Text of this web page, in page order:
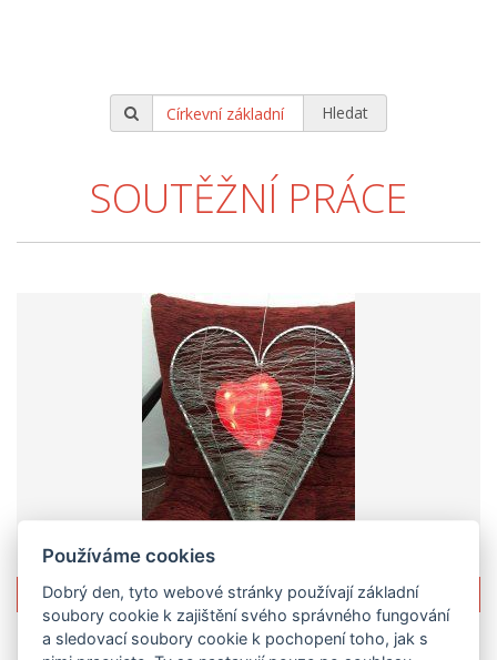
SOUTĚŽNÍ PRÁCE
SRDCE V KLECI
Církevní základní škola v Kroměříži
Používáme cookies
Dobrý den, tyto webové stránky používají základní
soubory cookie k zajištění svého správného fungování
a sledovací soubory cookie k pochopení toho, jak s